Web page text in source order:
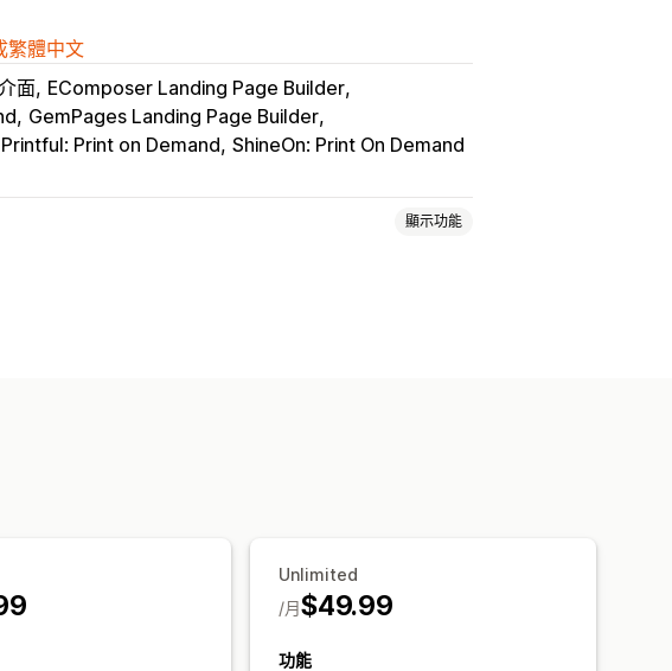
繁體中文
面 EComposer Landing Page Builder
GemPages Landing Page Builder
Printful: Print on Demand ShineOn: Print On Demand
顯示功能
Unlimited
$49.99
/月
功能